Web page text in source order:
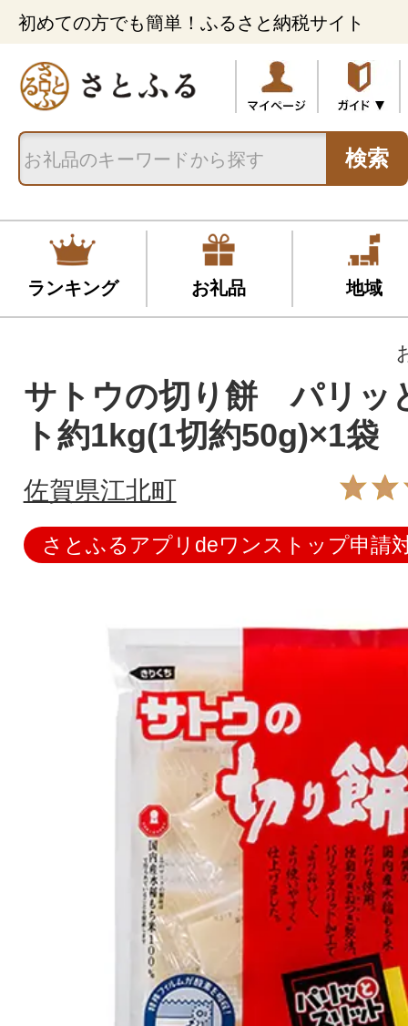
初めての方でも簡単！ふるさと納税サイト
検索
ランキング お礼品 地域
サトウの切り餅 パリッ
ト約1kg(1切約50g)×1袋
佐賀県江北町
さとふるアプリdeワンストップ申請